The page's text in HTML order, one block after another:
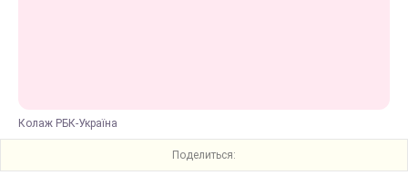
Колаж РБК-Україна
Поделиться: